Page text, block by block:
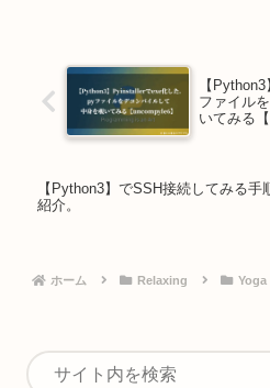
【
ファイル
いてみる
【Python3】でSSH接続してみる手
紹介。
ホーム Relaxing Yoga